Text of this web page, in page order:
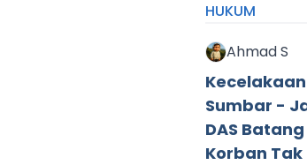
HUKUM
Ahmad S
Sumbar -
DAS
Korban